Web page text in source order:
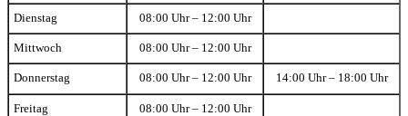
Dienstag 08:00 Uhr – 12:00 Uhr
Mittwoch 08:00 Uhr – 12:00 Uhr
Donnerstag 08:00 Uhr – 12:00 Uhr 14:00 Uhr – 18:00 Uhr
Freitag 08:00 Uhr – 12:00 Uhr